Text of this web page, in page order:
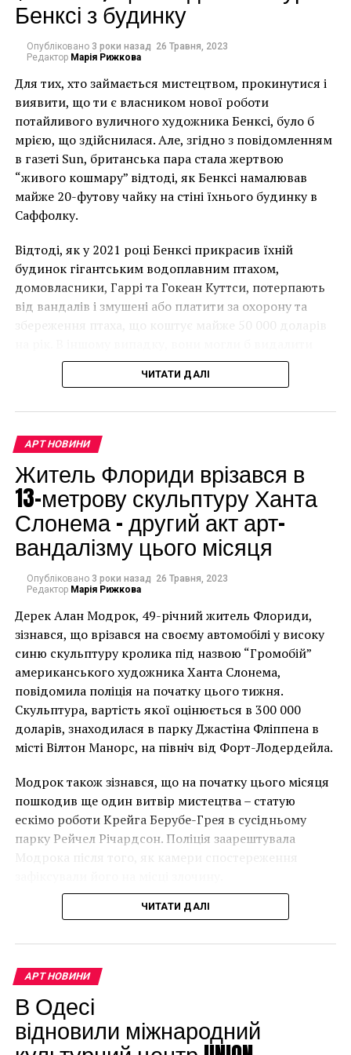
основные тенденции развития совремённых систем
управления и принципы их работы для достижения
главной миссии деятельности музеев в процессе
сохранности культурного наследия человечества.
На конференции будут рассмотрены актуальные
проблемы и новые вызовы в управлении музеями,
включая эффективную работу администрации,
фандрайзинга, усовершенствование человеческих
ресурсов, удовлетворение потребностей и
ожиданий посетителей, сохранность,
совершенствование и рост накопленных культурных
использованием передовых практик.
Конференция затронет важные вопросы выгодного
и эффективного сотрудничества с существующими
и потенциальными партнерами, спонсорами.
Email: na@msbevent.com
Web: www.msbevent.com
Источник: artrussia.ru
Facebook
Twitter
Pinterest
WhatsApp
ViberTelegram
Copy
Link
В интернете появился арт к полнометражным
мультфильмам студии Pixar
ПОПЕРЕДНЯ СТАТТЯ
The Guardian и современные художники приготовили
подарки для всех
Бенксі з будинку
Опубліковано 3 роки назад 26 Травня, 2023
Редактор Марія Рижкова
Для тих, хто займається мистецтвом, прокинутися і
виявити, що ти є власником нової роботи
потайливого вуличного художника Бенксі, було б
мрією, що здійснилася. Але, згідно з повідомленням
в газеті Sun, британська пара стала жертвою
“живого кошмару” відтоді, як Бенксі намалював
майже 20-футову чайку на стіні їхнього будинку в
Саффолку.
Відтоді, як у 2021 році Бенксі прикрасив їхній
будинок гігантським водоплавним птахом,
домовласники, Гаррі та Гокеан Куттси, потерпають
від вандалів і змушені або платити за охорону та
збереження птаха, що коштує майже 50 000 доларів
мурал, що може коштувати до чверті мільйона
доларів.
Чоловік позує під макетом чайки, яка ось-ось
накинеться на упаковку чіпсів – сюжет графіті, що
має ознаки вуличного художника Бенксі, на стіні в
Лоустофті на східному узбережжі Англії 8 серпня 2021
року. (Фото Джастіна Талліса / AFP)
В інтерв’ю “Таймс” пан Куттс сказав:
“Спочатку це було
неймовірно, але з
розвитком подій це
стало надзвичайно
впевнений, що Бенксі
усвідомлює
непередбачувані
наслідки для власників
будинків. Якби ми
могли повернути час
ЧИТАТИ ДАЛІ
АРТ НОВИНИ
Житель Флориди врізався в
13-метрову скульптуру Ханта
Слонема – другий акт арт-
вандалізму цього місяця
Опубліковано 3 роки назад 26 Травня, 2023
Редактор Марія Рижкова
Дерек Алан Модрок, 49-річний житель Флориди,
зізнався, що врізався на своєму автомобілі у високу
синю скульптуру кролика під назвою “Громобій”
американського художника Ханта Слонема,
повідомила поліція на початку цього тижня.
Скульптура, вартість якої оцінюється в 300 000
доларів, знаходилася в парку Джастіна Фліппена в
місті Вілтон Манорс, на північ від Форт-Лодердейла.
Модрок також зізнався, що на початку цього місяця
пошкодив ще один витвір мистецтва – статую
ескімо роботи Крейга Берубе-Грея в сусідньому
парку Рейчел Річардсон. Поліція заарештувала
Модрока після того, як камери спостереження
ЧИТАТИ ДАЛІ
АРТ НОВИНИ
В Одесі
відновили міжнародний